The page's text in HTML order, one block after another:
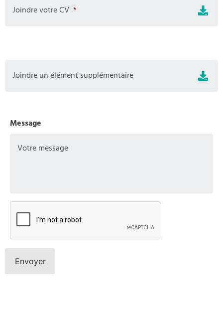
Joindre votre CV *
Joindre un élément supplémentaire
Message
CAPTCHA